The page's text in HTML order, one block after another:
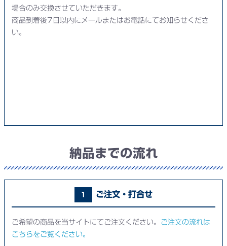
場合のみ交換させていただきます。
商品到着後7日以内にメールまたはお電話にてお知らせくださ
い。
納品までの流れ
1 ご注文・打合せ
ご希望の商品を当サイトにてご注文ください。 ご注文の流れは
こちらをご覧ください。